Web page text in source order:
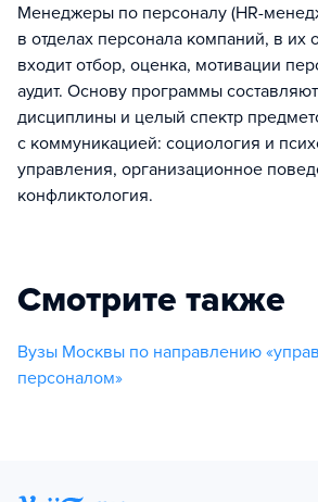
Менеджеры по персоналу (HR-
в отделах персонала компаний, в их
входит отбор, оценка, мотивации
аудит. Основу программы
дисциплины и целый спектр
с коммуникацией: социология и
управления, организационное
конфликтология.
Смотрите также
Вузы Москвы по направлению
персоналом»